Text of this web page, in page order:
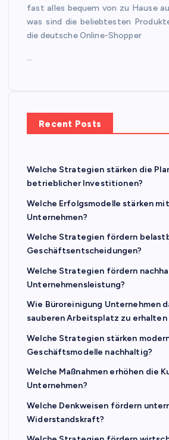
fast alles bequem von zu Hause
was sind die beliebtesten
die deutsche Online-Shopper
…
Recent Posts
Welche Strategien stärken die
betrieblicher Investitionen?
Welche Erfolgsmodelle stärken
Unternehmen?
Welche Strategien fördern
Geschäftsentscheidungen?
Welche Strategien fördern
Unternehmensleistung?
Wie Büroreinigung Unternehmen
sauberen Arbeitsplatz zu erhalten
Welche Strategien stärken
Geschäftsmodelle nachhaltig?
Welche Maßnahmen erhöhen die
Unternehmen?
Welche Denkweisen fördern
Widerstandskraft?